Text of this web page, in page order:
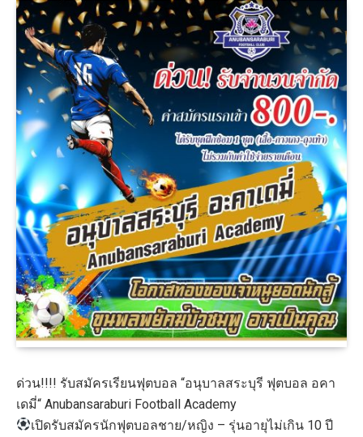
ด่วน!!!! รับสมัครเรียนฟุตบอล “อนุบาลสระบุรี ฟุตบอล อคา
เดมี่“ Anubansaraburi Football Academy
เปิดรับสมัครนักฟุตบอลชาย/หญิง – รุ่นอายุไม่เกิน 10 ปี